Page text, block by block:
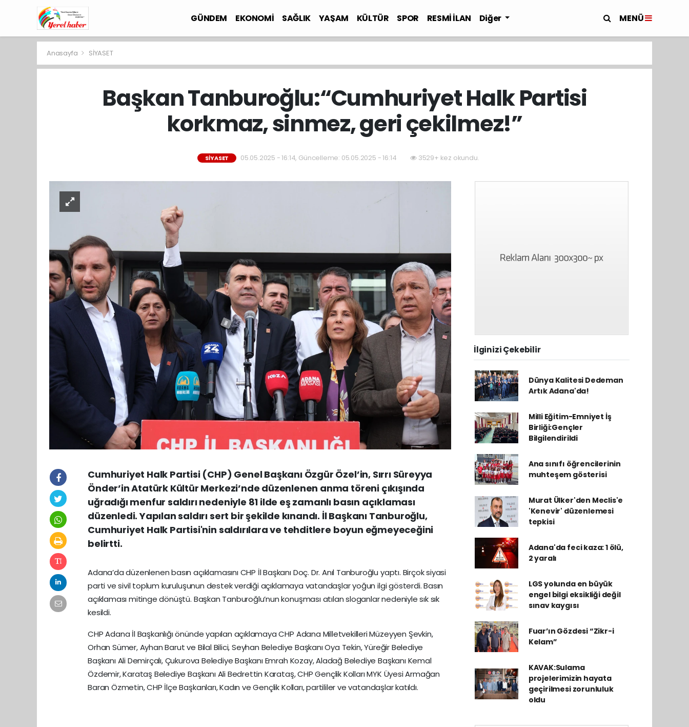
GÜNDEM EKONOMİ SAĞLIK YAŞAM KÜLTÜR SPOR RESMİ İLAN Diğer MENÜ
Anasayfa SİYASET
Başkan Tanburoğlu:“Cumhuriyet Halk Partisi
korkmaz, sinmez, geri çekilmez!”
SİYASET 05.05.2025 - 16:14, Güncelleme: 05.05.2025 - 16:14 3529+ kez okundu.
Cumhuriyet Halk Partisi (CHP) Genel Başkanı Özgür Özel’in, Sırrı Süreyya
Önder’in Atatürk Kültür Merkezi’nde düzenlenen anma töreni çıkışında
uğradığı menfur saldırı nedeniyle 81 ilde eş zamanlı basın açıklaması
düzenledi. Yapılan saldırı sert bir şekilde kınandı. İl Başkanı Tanburoğlu,
Cumhuriyet Halk Partisi'nin saldırılara ve tehditlere boyun eğmeyeceğini
belirtti.
Adana’da düzenlenen basın açıklamasını CHP İl Başkanı Doç. Dr. Anıl Tanburoğlu yaptı. Birçok siyasi
parti ve sivil toplum kuruluşunun destek verdiği açıklamaya vatandaşlar yoğun ilgi gösterdi. Basın
açıklaması mitinge dönüştü. Başkan Tanburoğlu’nun konuşması atılan sloganlar nedeniyle sık sık
kesildi.
CHP Adana İl Başkanlığı önünde yapılan açıklamaya CHP Adana Milletvekilleri Müzeyyen Şevkin,
Orhan Sümer, Ayhan Barut ve Bilal Bilici, Seyhan Belediye Başkanı Oya Tekin, Yüreğir Belediye
Başkanı Ali Demirçalı, Çukurova Belediye Başkanı Emrah Kozay, Aladağ Belediye Başkanı Kemal
Özdemir, Karataş Belediye Başkanı Ali Bedrettin Karataş, CHP Gençlik Kolları MYK Üyesi Armağan
Baran Özmetin, CHP İlçe Başkanları, Kadın ve Gençlik Kolları, partililer ve vatandaşlar katıldı.
İlginizi Çekebilir
Dünya Kalitesi Dedeman
Artık Adana'da!
Milli Eğitim-Emniyet İş
Birliği:Gençler
Bilgilendirildi
Ana sınıfı öğrencilerinin
muhteşem gösterisi
Murat Ülker'den Meclis'e
'Kenevir' düzenlemesi
tepkisi
Adana'da feci kaza: 1 ölü,
2 yaralı
LGS yolunda en büyük
engel bilgi eksikliği değil
sınav kaygısı
Fuar’ın Gözdesi “Zikr-i
Kelam”
KAVAK:Sulama
projelerimizin hayata
geçirilmesi zorunluluk
oldu